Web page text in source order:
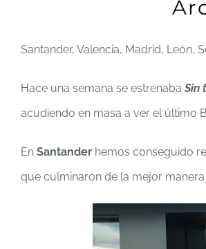
Santander, Valencia, Madrid, León,
Hace una semana se estrenaba Sin
acudiendo en masa a ver el último
En Santander hemos conseguido
que culminaron de la mejor